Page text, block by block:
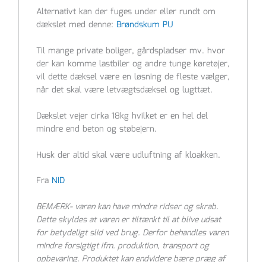
Alternativt kan der fuges under eller rundt om
dækslet med denne: Brøndskum PU
Til mange private boliger, gårdspladser mv. hvor
der kan komme lastbiler og andre tunge køretøjer,
vil dette dæksel være en løsning de fleste vælger,
når det skal være letvægtsdæksel og lugttæt.
Dækslet vejer cirka 18kg hvilket er en hel del
mindre end beton og støbejern.
Husk der altid skal være udluftning af kloakken.
Fra NID
BEMÆRK- varen kan have mindre ridser og skrab.
Dette skyldes at varen er tiltænkt til at blive udsat
for betydeligt slid ved brug. Derfor behandles varen
mindre forsigtigt ifm. produktion, transport og
opbevaring. Produktet kan endvidere bære præg af